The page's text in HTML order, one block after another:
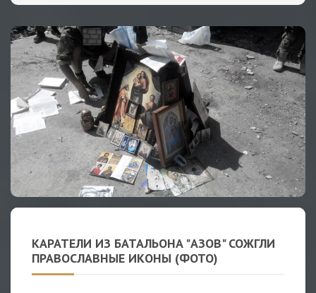
КАРАТЕЛИ ИЗ БАТАЛЬОНА "АЗОВ" СОЖГЛИ
ПРАВОСЛАВНЫЕ ИКОНЫ (ФОТО)